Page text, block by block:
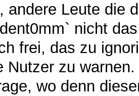
andere Leute die
nicht
frei, das zu
Nutzer zu
wo denn